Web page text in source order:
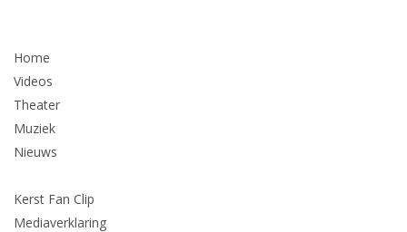
Home
Videos
Theater
Muziek
Nieuws
Kerst Fan Clip
Mediaverklaring